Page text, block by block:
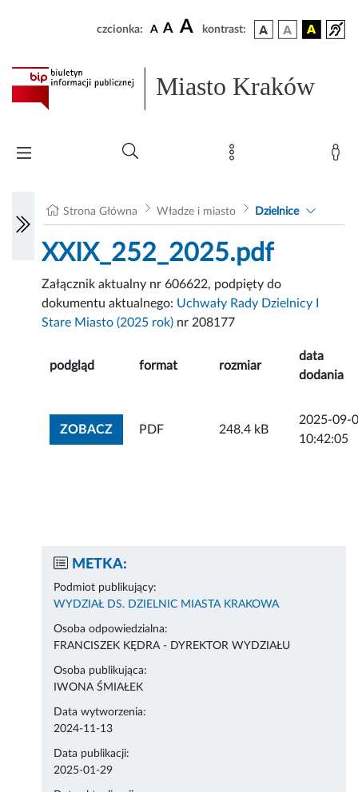
czcionka: A A A kontrast:
Miasto Kraków
Strona Główna Władze i miasto Dzielnice
XXIX_252_2025.pdf
Załącznik aktualny nr 606622, podpięty do
dokumentu aktualnego: Uchwały Rady Dzielnicy I
Stare Miasto (2025 rok) nr 208177
podgląd format rozmiar
data
dodania
ZOBACZZOBACZ ZAŁĄCZNIK
PDF 248.4 kB
2025-09-
10:42:05
METKA:
Podmiot publikujący:
WYDZIAŁ DS. DZIELNIC MIASTA KRAKOWA
Osoba odpowiedzialna:
FRANCISZEK KĘDRA - DYREKTOR WYDZIAŁU
Osoba publikująca:
IWONA ŚMIAŁEK
Data wytworzenia:
2024-11-13
Data publikacji:
2025-01-29